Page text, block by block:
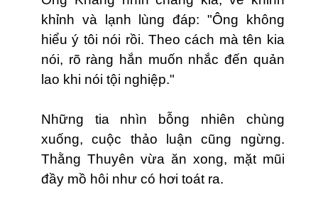
khỉnh và lạnh lùng đáp: "Ông không
hiểu ý tôi nói rồi. Theo cách mà tên kia
nói, rõ ràng hắn muốn nhắc đến quản
lao khi nói tội nghiệp."
Những tia nhìn bỗng nhiên chùng
xuống, cuộc thảo luận cũng ngừng.
Thằng Thuyên vừa ăn xong, mặt mũi
đầy mồ hôi như có hơi toát ra.